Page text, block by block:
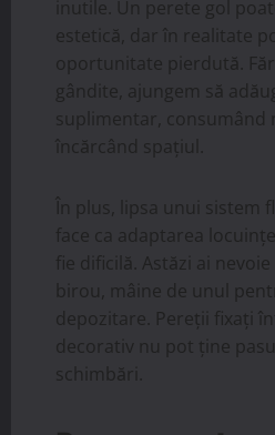
inutile. Un perete gol
estetică, dar în realitate
oportunitate pierdută.
gândite, ajungem să
suplimentar, consumând
încărcând spațiul.
În plus, lipsa unui sistem
face ca adaptarea
fie dificilă. Astăzi ai
birou, mâine de unul
depozitare. Pereții fixați
decorativ nu pot ține
schimbări.